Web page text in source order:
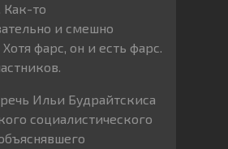
Как-то
и смешно
Хотя фарс, он и есть фарс.
Ильи Будрайтскиса
социалистического